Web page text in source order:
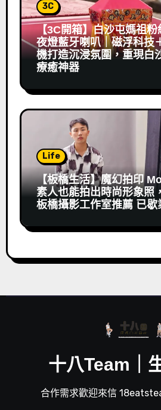
3C
【3C開箱】白沙屯媽祖粉
夜燈藍牙喇叭｜磁浮科技
機打造沉浸氛圍，重現白
療癒神器
Life
【板橋生活】魔幻拍印
素人也能拍出時尚形象照
板橋攝影工作室推薦 已歇
十八Team｜
合作需求歡迎來信